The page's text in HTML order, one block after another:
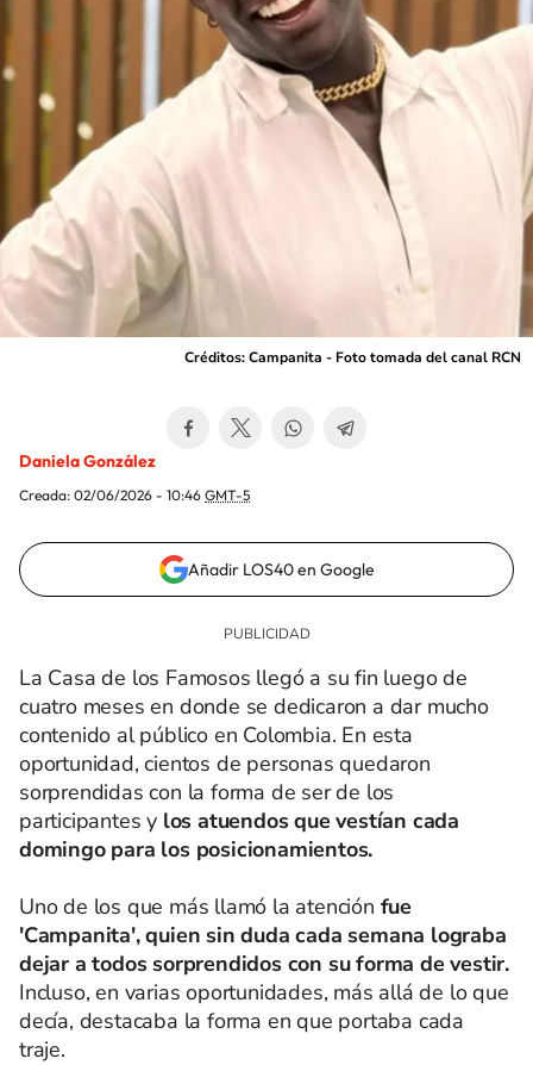
Créditos: Campanita - Foto tomada del canal RCN
Daniela González
Creada: 02/06/2026 - 10:46 GMT-5
Añadir LOS40 en Google
La Casa de los Famosos llegó a su fin luego de
cuatro meses en donde se dedicaron a dar mucho
contenido al público en Colombia. En esta
oportunidad, cientos de personas quedaron
sorprendidas con la forma de ser de los
participantes y los atuendos que vestían cada
domingo para los posicionamientos.
Uno de los que más llamó la atención fue
'Campanita', quien sin duda cada semana lograba
dejar a todos sorprendidos con su forma de vestir.
Incluso, en varias oportunidades, más allá de lo que
decía, destacaba la forma en que portaba cada
traje.